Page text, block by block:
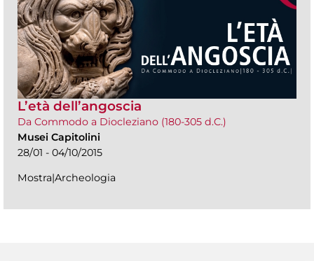
L’età dell’angoscia
Da Commodo a Diocleziano (180-305 d.C.)
Musei Capitolini
28/01 - 04/10/2015
Mostra|Archeologia